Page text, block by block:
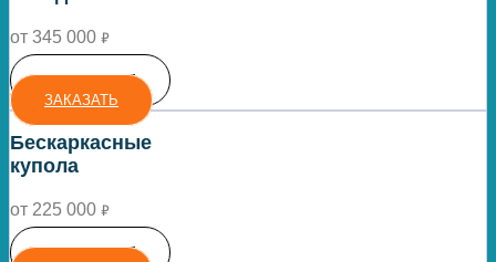
от 345 000 ₽
ПОДРОБНЕЕ
ЗАКАЗАТЬ
Бескаркасные
купола
от 225 000 ₽
ПОДРОБНЕЕ